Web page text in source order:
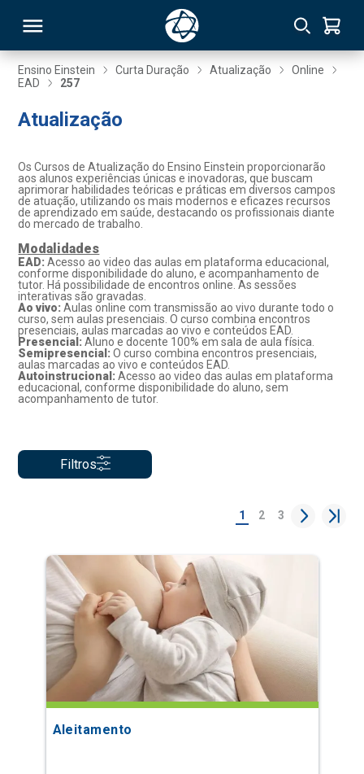
Ensino Einstein Curta Duração Atualização
Online
EAD
257
Atualização
Os Cursos de Atualização do Ensino Einstein proporcionarão
aos alunos experiências únicas e inovadoras, que buscam
aprimorar habilidades teóricas e práticas em diversos campos
de atuação, utilizando os mais modernos e eficazes recursos
de aprendizado em saúde, destacando os profissionais diante
do mercado de trabalho.
Modalidades
EAD:Acesso ao video das aulas em plataforma educacional,
conforme disponibilidade do aluno, e acompanhamento de
tutor. Há possibilidade de encontros online. As sessões
interativas são gravadas.
Ao vivo: Aulas online com transmissão ao vivo durante todo o
curso, sem aulas presenciais. O curso combina encontros
presenciais, aulas marcadas ao vivo e conteúdos EAD.
Presencial:Aluno e docente 100% em sala de aula física.
Semipresencial:O curso combina encontros presenciais,
aulas marcadas ao vivo e conteúdos EAD.
Autoinstrucional:Acesso ao video das aulas em plataforma
educacional, conforme disponibilidade do aluno, sem
acompanhamento de tutor.
Filtros
1 2 3
Aleitamento